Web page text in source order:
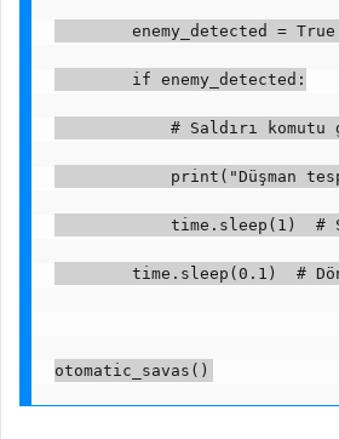
enemy_detected =
        if enemy_detected:
# Saldırı komutu
print("Düşman
time.sleep(1)  #
time.sleep(0.1)  #
otomatic_savas()